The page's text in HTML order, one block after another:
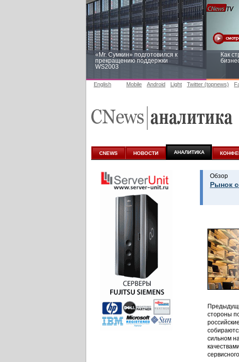
«Mr. Сумкин» подготовился к
прекращению поддержки
WS2003
Как
аналитике
English Mobile Android Light Twitter (topnews)
CNEWS НОВОСТИ АНАЛИТИКА
Обзор
Рынок
стороны
сильном